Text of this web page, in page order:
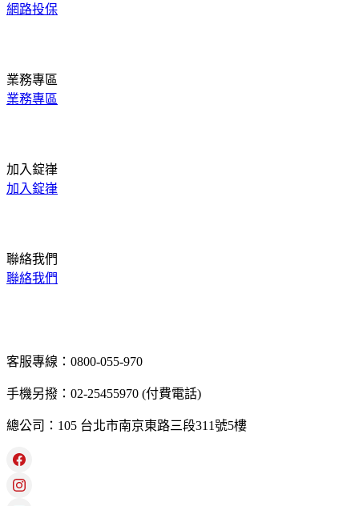
網路投保
業務專區
業務專區
加入錠嵂
加入錠嵂
聯絡我們
聯絡我們
客服專線：0800-055-970
手機另撥：02-25455970 (付費電話)
總公司：105 台北市南京東路三段311號5樓